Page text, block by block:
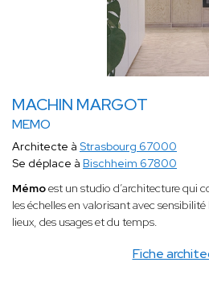
MACHIN MARGOT
MEMO
Fiche
Architecte à Strasbourg 67000
Se déplace à Bischheim 67800
Mémoest un studio d’architecture qui
les échelles en valorisant avec
lieux, des usages et du temps.